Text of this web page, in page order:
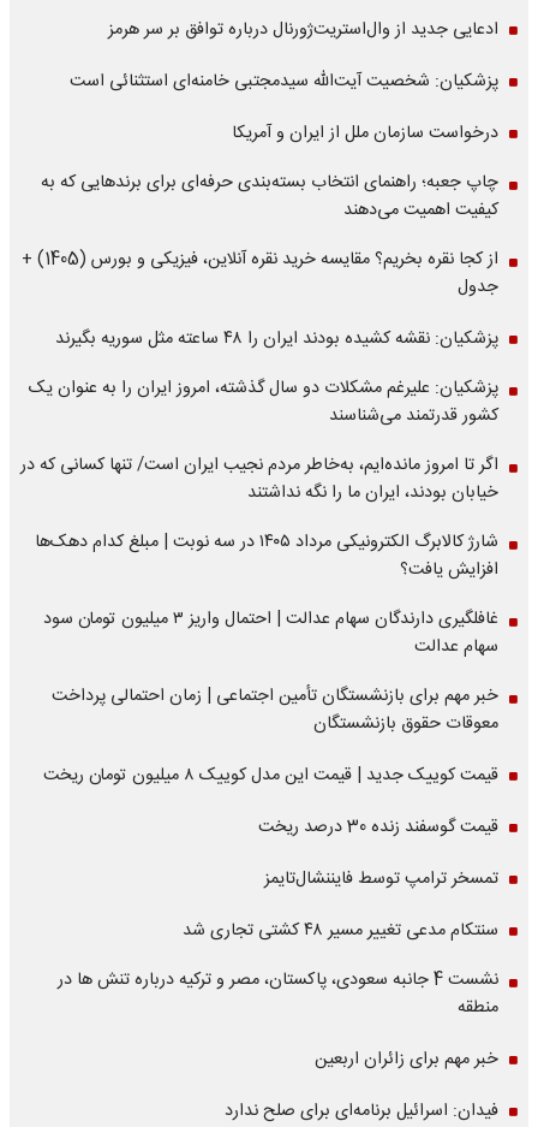
ادعایی جدید از وال‌استریت‌ژورنال درباره توافق بر سر هرمز
پزشکیان: شخصیت آیت‌الله سیدمجتبی خامنه‌ای استثنائی است
درخواست سازمان ملل از ایران و آمریکا
چاپ جعبه؛ راهنمای انتخاب بسته‌بندی حرفه‌ای برای برندهایی که به
کیفیت اهمیت می‌دهند
از کجا نقره بخریم؟ مقایسه خرید نقره آنلاین، فیزیکی و بورس (1405) +
جدول
پزشکیان: نقشه کشیده بودند ایران را ۴۸ ساعته مثل سوریه بگیرند
پزشکیان: علیرغم مشکلات دو سال گذشته، امروز ایران را به عنوان یک
کشور قدرتمند می‌شناسند
اگر تا امروز مانده‌ایم، به‌خاطر مردم نجیب ایران است/ تنها کسانی که در
خیابان بودند، ایران ما را نگه نداشتند
شارژ کالابرگ الکترونیکی مرداد ۱۴۰۵ در سه نوبت | مبلغ کدام دهک‌ها
افزایش یافت؟
غافلگیری دارندگان سهام عدالت | احتمال واریز ۳ میلیون تومان سود
سهام عدالت
خبر مهم برای بازنشستگان تأمین اجتماعی | زمان احتمالی پرداخت
معوقات حقوق بازنشستگان
قیمت کوییک جدید | قیمت این مدل کوییک ۸ میلیون تومان ریخت
قیمت گوسفند زنده 30 درصد ریخت
تمسخر ترامپ توسط فایننشال‌تایمز
سنتکام مدعی تغییر مسیر ۴۸ کشتی تجاری شد
نشست 4 جانبه سعودی، پاکستان، مصر و ترکیه درباره تنش ها در
منطقه
خبر مهم برای زائران اربعین
فیدان: اسرائیل برنامه‌ای برای صلح ندارد